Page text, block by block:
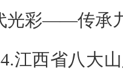
光彩——传承
江西省八大